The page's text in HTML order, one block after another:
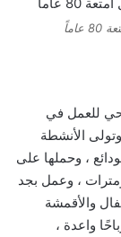
الراجحي للعمل في
الأنشطة
، وحملها على
، وعمل بجد
والأقمشة
واعدة ،